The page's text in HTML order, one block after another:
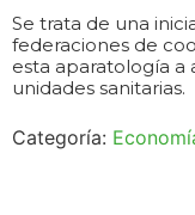
Se trata de una
federaciones de
esta aparatología a
unidades sanitarias.
Categoría: